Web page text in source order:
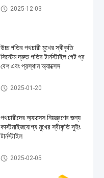
ইএসডি গেট
2025-12-03
উচ্চ গতির পথচারী মুখের স্বীকৃতি
সিস্টেম দ্রুত গতির টার্নস্টাইল গেট প্র
বেশ এবং প্রস্থান অ্যাক্সেস
সুইং ব্যারিয়ার গেট
2025-01-20
পথচারীদের অ্যাক্সেস নিয়ন্ত্রণের জন্য
কাস্টমাইজযোগ্য মুখের স্বীকৃতি সুইং
টার্নস্টাইল
সুইং ব্যারিয়ার গেট
2025-02-05